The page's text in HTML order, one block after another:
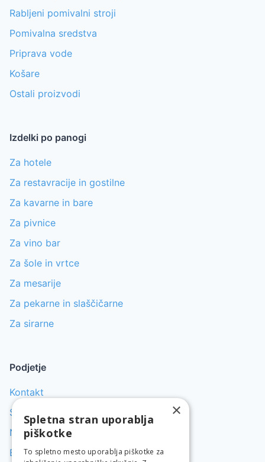
Rabljeni pomivalni stroji
Pomivalna sredstva
Priprava vode
Košare
Ostali proizvodi
Izdelki po panogi
Za hotele
Za restavracije in gostilne
Za kavarne in bare
Za pivnice
Za vino bar
Za šole in vrtce
Za mesarije
Za pekarne in slaščičarne
Za sirarne
Podjetje
Kontakt
Servis pomivalnih strojev
Najem gostinske opreme
Blog
×
Spletna stran uporablja
piškotke
To spletno mesto uporablja piškotke za